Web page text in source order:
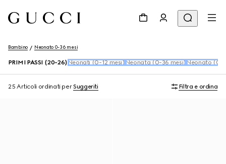
Bambino Neonato 0-36 mesi
PRIMI PASSI (20-26) Neonati (0-12 mesi) Neonata (0-36 mesi) Neonato (0-
25 Articoli ordinati perSuggeriti Filtra e ordina